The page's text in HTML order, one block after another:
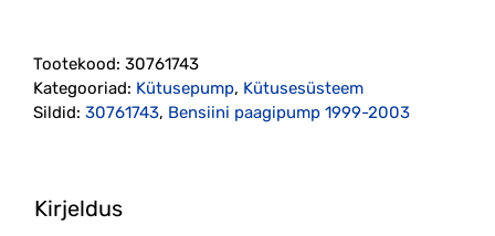
2003
(30761743)
kogus
Tootekood: 30761743
Kategooriad: Kütusepump, Kütusesüsteem
Sildid: 30761743, Bensiini paagipump 1999-2003
Kirjeldus